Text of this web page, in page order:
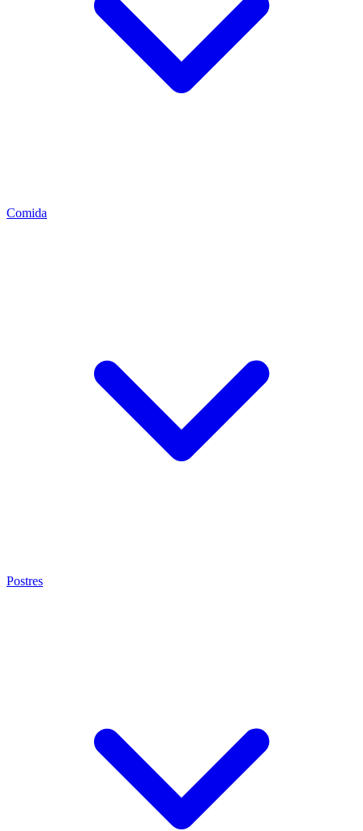
Comida
Postres